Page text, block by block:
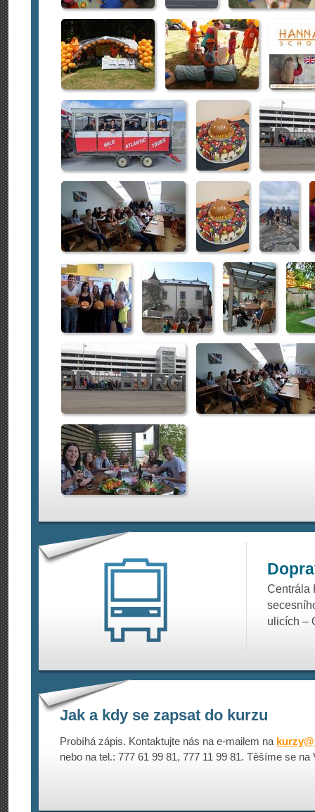
Centrála
ulicích –
Jak a kdy se zapsat do kurzu
Probíhá zápis. Kontaktujte nás na e-mailem na kurzy@
nebo na tel.: 777 61 99 81, 777 11 99 81. Těšíme se na